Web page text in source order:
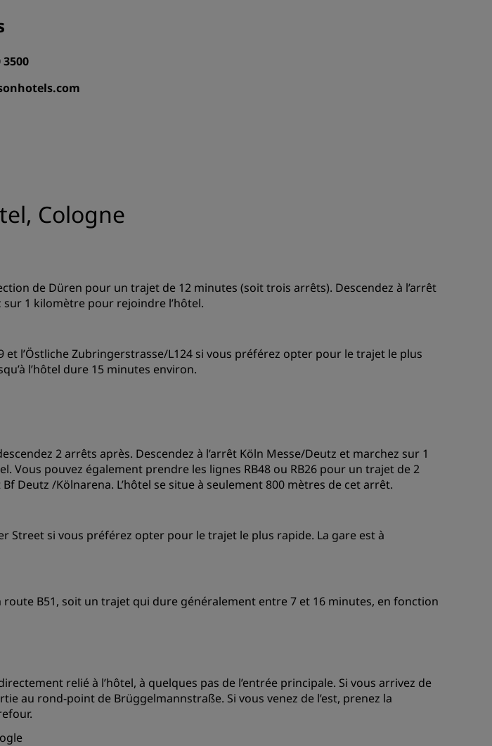
3500
Cologne
de Düren pour un trajet de 12 minutes (soit trois arrêts). Descendez à l’arrêt
1 kilomètre pour rejoindre l’hôtel.
et l’Östliche Zubringerstrasse/L124 si vous préférez opter pour le trajet le plus
l’hôtel dure 15 minutes environ.
2 arrêts après. Descendez à l’arrêt Köln Messe/Deutz et marchez sur 1
Vous pouvez également prendre les lignes RB48 ou RB26 pour un trajet de 2
Deutz /Kölnarena. L’hôtel se situe à seulement 800 mètres de cet arrêt.
Street si vous préférez opter pour le trajet le plus rapide. La gare est à
route B51, soit un trajet qui dure généralement entre 7 et 16 minutes, en fonction
relié à l’hôtel, à quelques pas de l’entrée principale. Si vous arrivez de
au rond-point de Brüggelmannstraße. Si vous venez de l’est, prenez la